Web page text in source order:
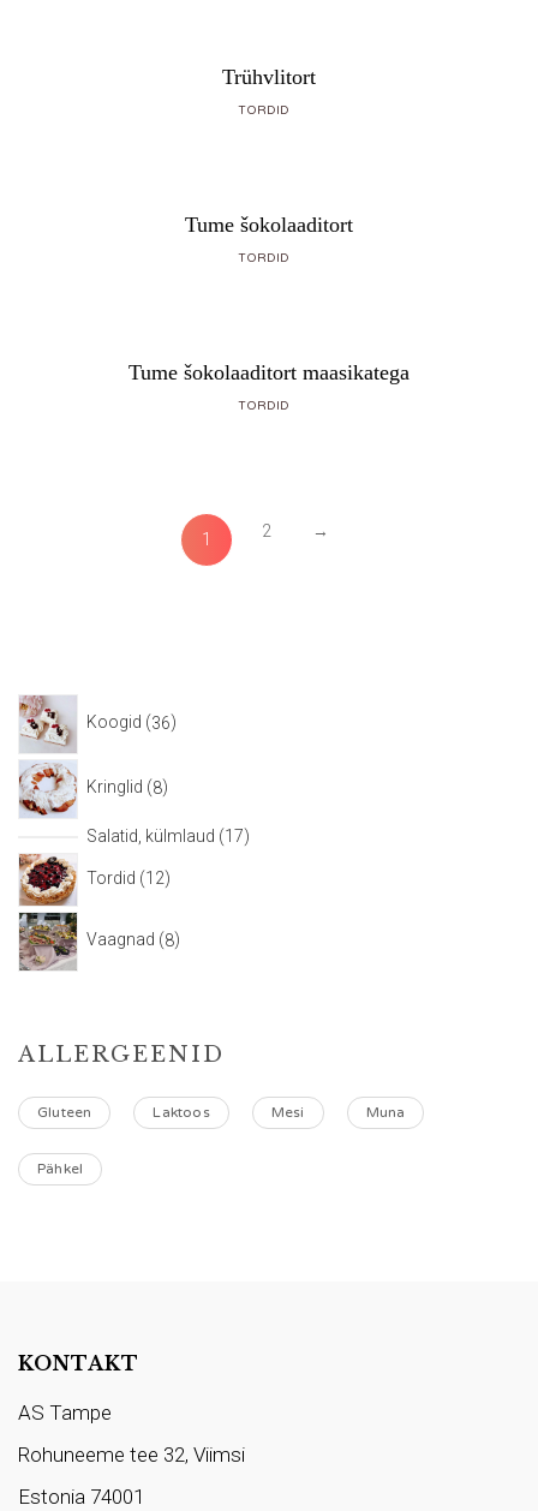
Trühvlitort
TORDID
Tume šokolaaditort
TORDID
Tume šokolaaditort maasikatega
TORDID
1 2 →
Koogid 36
Kringlid 8
Salatid, külmlaud 17
Tordid 12
Vaagnad 8
ALLERGEENID
Gluteen Laktoos Mesi Muna
Pähkel
KONTAKT
AS Tampe
Rohuneeme tee 32, Viimsi
Estonia 74001